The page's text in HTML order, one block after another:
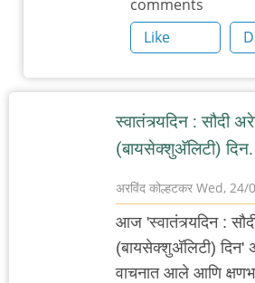
वि.ल.भावे
by
अरविंद
कोल्हटकर
comments
Like
स्वातंत्र्यदिन : सौदी
(बायसेक्शुअ‍ॅलिटी) दिन.
अरविंद कोल्हटकर Wed, 24/
आज 'स्वातंत्र्यदिन :
(बायसेक्शुअ‍ॅलिटी) दिन'
वाचनात आले आणि